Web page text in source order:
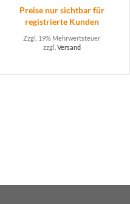
Preise nur sichtbar für
registrierte Kunden
Zzgl. 19% Mehrwertsteuer
zzgl. Versand